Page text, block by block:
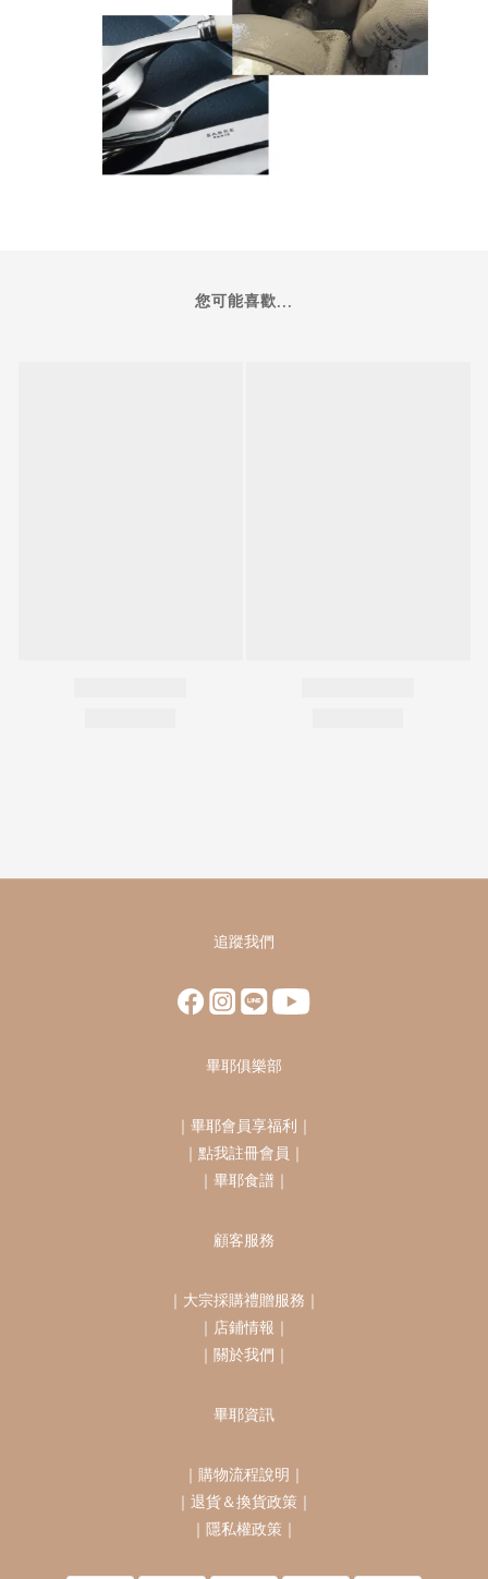
您可能喜歡...
追蹤我們
畢耶俱樂部
｜ 畢耶會員享福利 ｜
｜ 點我註冊會員 ｜
｜ 畢耶食譜 ｜
顧客服務
｜ 大宗採購禮贈服務 ｜
｜ 店鋪情報 ｜
｜ 關於我們 ｜
畢耶資訊
｜ 購物流程說明 ｜
｜ 退貨＆換貨政策 ｜
｜ 隱私權政策 ｜